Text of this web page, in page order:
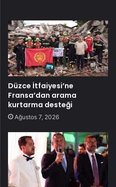
Düzce İtfaiyesi’ne
Fransa’dan arama
kurtarma desteği
Ağustos 7, 2026